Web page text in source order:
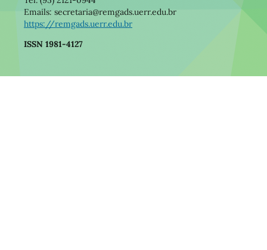
Emails: secretaria@remgads.uerr.edu.br
https://remgads.uerr.edu.br
ISSN 1981-4127